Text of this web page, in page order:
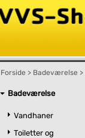
Forside > Badeværelse >
Badeværelse
Vandhaner
Toiletter og